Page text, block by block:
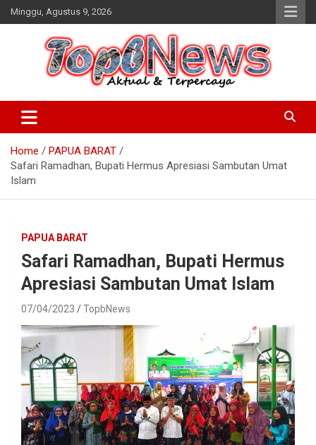
Skip
to
Minggu, Agustus 9, 2026
Home
PAPUA BARAT
Safari Ramadhan, Bupati Hermus Apresiasi Sambutan Umat
Islam
PAPUA BARAT
Safari Ramadhan, Bupati Hermus
Apresiasi Sambutan Umat Islam
07/04/2023 TopbNews